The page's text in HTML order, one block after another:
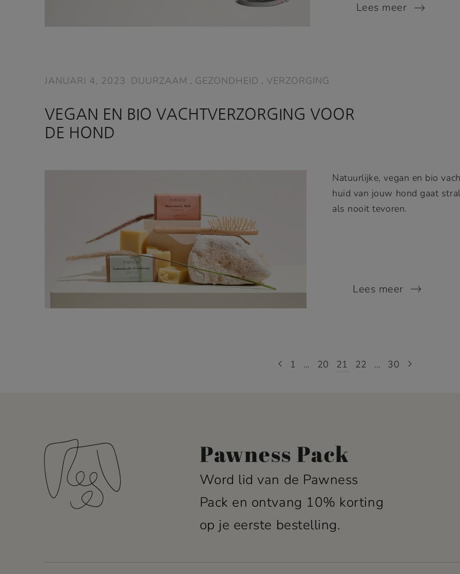
Lees meer
JANUARI 4, 2023 DUURZAAM . GEZONDHEID . VERZORGING
VEGAN EN BIO VACHTVERZORGING VOOR
DE HOND
Natuurlijke, vegan en bio
huid van jouw hond gaat
als nooit tevoren.
Lees meer
1 … 20 21 22 … 30
Pawness Pack
Word lid van de Pawness
Pack en ontvang 10% korting
op je eerste bestelling.